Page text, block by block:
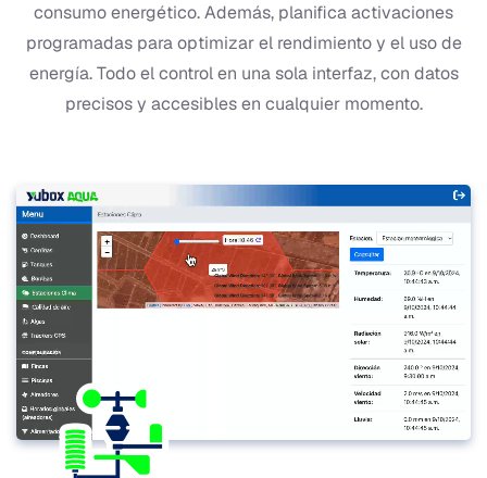
consumo energético. Además, planifica activaciones
programadas para optimizar el rendimiento y el uso de
energía. Todo el control en una sola interfaz, con datos
precisos y accesibles en cualquier momento.